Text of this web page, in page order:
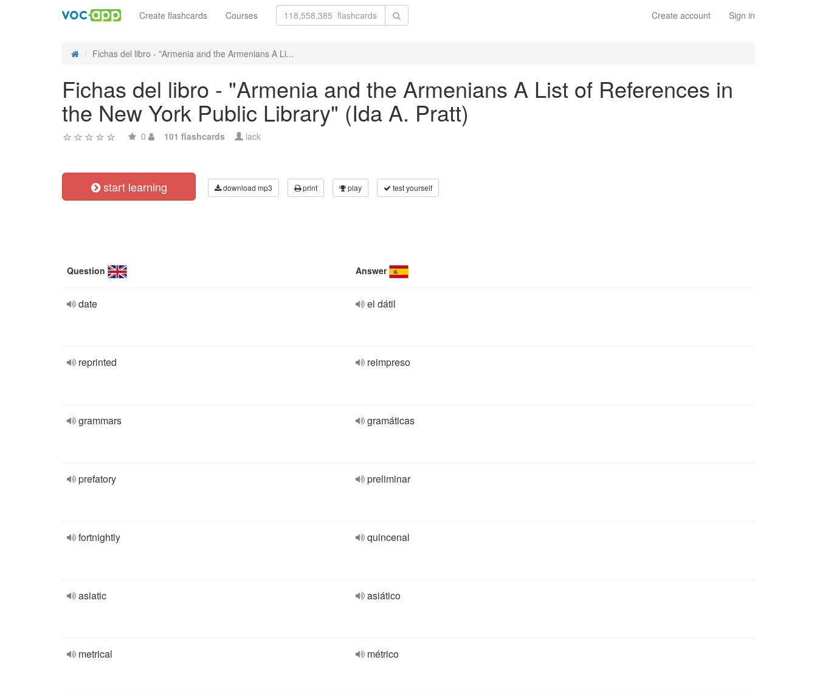
Create account Sign in
Create flashcards Courses
Fichas del libro - "Armenia and the Armenians A Li...
Fichas del libro - "Armenia and the Armenians A List of References in
the New York Public Library" (Ida A. Pratt)
0 101 flashcards lack
start learning download mp3 print play test yourself
Question Answer
date el dátil
reprinted reimpreso
grammars gramáticas
prefatory preliminar
fortnightly quincenal
asiatic asiático
metrical métrico